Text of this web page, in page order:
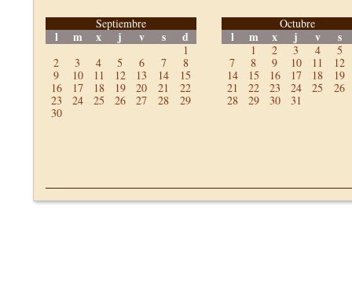
Septiembre
l m x j v s d
1
2
3 4 5 6 7
8
9
10 11 12 13 14
15
16
17 18 19 20 21
22
23
24 25 26 27 28
29
30
Octubre
l m x j v s
1 2 3 4
5
7
8 9 10 11
12
14
15 16 17 18
19
21
22 23 24 25
26
28
29 30 31